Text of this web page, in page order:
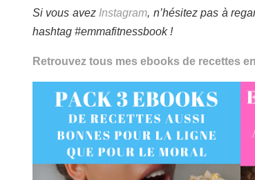
Si vous avez Instagram, n’hésitez pas à
hashtag #emmafitnessbook !
Retrouvez tous mes ebooks de recettes